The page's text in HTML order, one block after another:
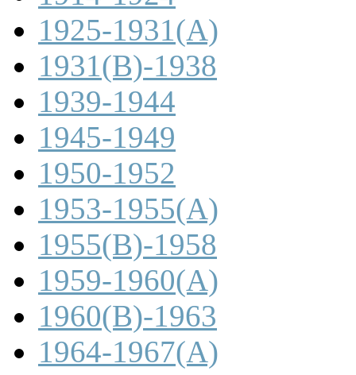
1925-1931(A)
1931(B)-1938
1939-1944
1945-1949
1950-1952
1953-1955(A)
1955(B)-1958
1959-1960(A)
1960(B)-1963
1964-1967(A)